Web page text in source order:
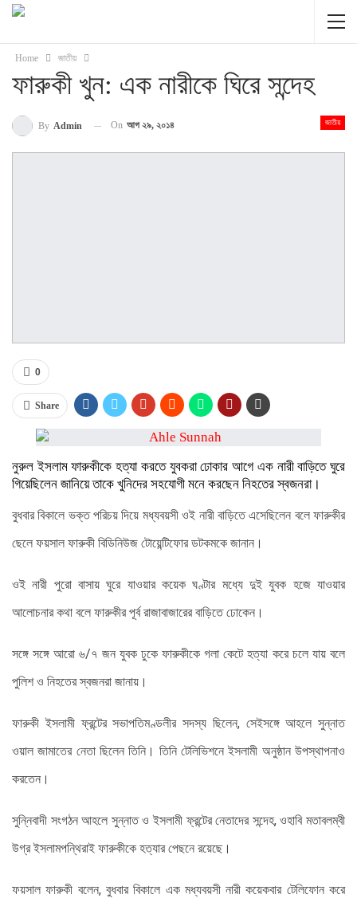
Home জাতীয়
ফারুকী খুন: এক নারীকে ঘিরে সন্দেহ
জাতীয়
By Admin On আগ ২৯, ২০১৪
0
Share
নুরুল ইসলাম ফারুকীকে হত্যা করতে যুবকরা ঢোকার আগে এক নারী বাড়িতে ঘুরে
গিয়েছিলেন জানিয়ে তাকে খুনিদের সহযোগী মনে করছেন নিহতের স্বজনরা।
বুধবার বিকালে ভক্ত পরিচয় দিয়ে মধ্যবয়সী ওই নারী বাড়িতে এসেছিলেন বলে ফারুকীর
ছেলে ফয়সাল ফারুকী বিডিনিউজ টোয়েন্টিফোর ডটকমকে জানান।
ওই নারী পুরো বাসায় ঘুরে যাওয়ার কয়েক ঘণ্টার মধ্যে দুই যুবক হজে যাওয়ার
আলোচনার কথা বলে ফারুকীর পূর্ব রাজাবাজারের বাড়িতে ঢোকেন।
সঙ্গে সঙ্গে আরো ৬/৭ জন যুবক ঢুকে ফারুকীকে গলা কেটে হত্যা করে চলে যায় বলে
পুলিশ ও নিহতের স্বজনরা জানায়।
ফারুকী ইসলামী ফ্রন্টের সভাপতিমণ্ডলীর সদস্য ছিলেন, সেইসঙ্গে আহলে ‍সুন্নাত
ওয়াল জামাতের নেতা ছিলেন তিনি। তিনি টেলিভিশনে ইসলামী অনুষ্ঠান উপস্থাপনাও
করতেন।
সুন্নিবাদী সংগঠন আহলে সুন্নাত ও ইসলামী ফ্রন্টের নেতাদের সন্দেহ, ওহাবি মতাবলম্বী
উগ্র ইসলামপন্থিরাই ফারুকীকে হত্যার পেছনে রয়েছে।
ফয়সাল ফারুকী বলেন, বুধবার বিকালে এক মধ্যবয়সী নারী কয়েকবার টেলিফোন করে